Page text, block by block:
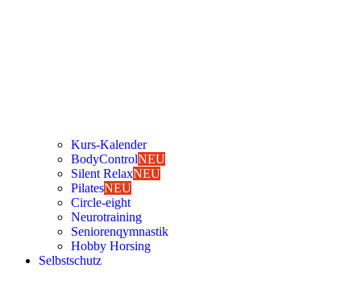
Kurs-Kalen­­der
Body­Con­trolNEU
Silent RelaxNEU
Pila­tesNEU
Cir­cle-eight
Neu­ro­trai­ning
Senio­ren­qym­nas­tik
Hob­by Hor­sing
Selbst­schutz